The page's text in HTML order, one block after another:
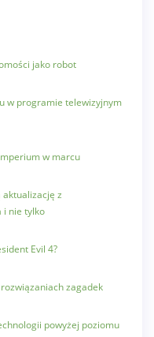
jako robot
w programie telewizyjnym
w marcu
aktualizację z
i nie tylko
Evil 4?
zagadek
powyżej poziomu